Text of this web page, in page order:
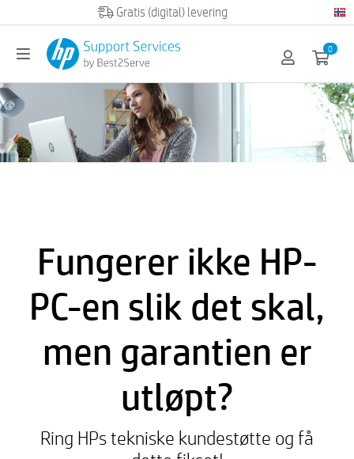
Official HP partner
0
Fungerer ikke HP-
PC-en slik det skal,
men garantien er
utløpt?
Ring HPs tekniske kundestøtte og få